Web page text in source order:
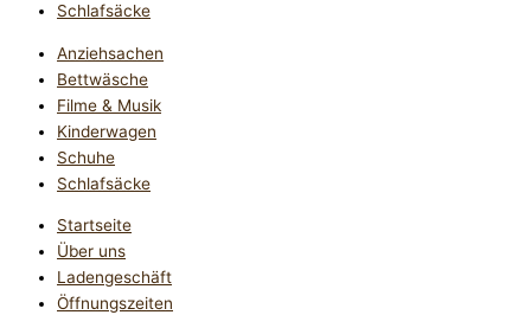
Schlafsäcke
Anziehsachen
Bettwäsche
Filme & Musik
Kinderwagen
Schuhe
Schlafsäcke
Startseite
Über uns
Ladengeschäft
Öffnungszeiten